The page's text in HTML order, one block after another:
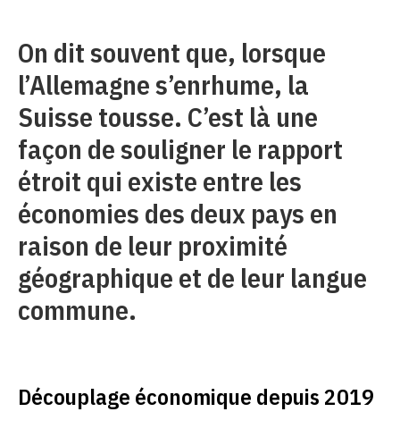
On dit souvent que, lorsque
l’Allemagne s’enrhume, la
Suisse tousse. C’est là une
façon de souligner le rapport
étroit qui existe entre les
économies des deux pays en
raison de leur proximité
géographique et de leur langue
commune.
Découplage économique depuis 2019